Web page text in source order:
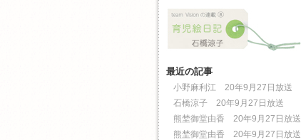
最近の記事
小野麻利江 20年9月27日放送
石橋涼子 20年9月27日放送
熊埜御堂由香 20年9月27日放送
熊埜御堂由香 20年9月27日放送